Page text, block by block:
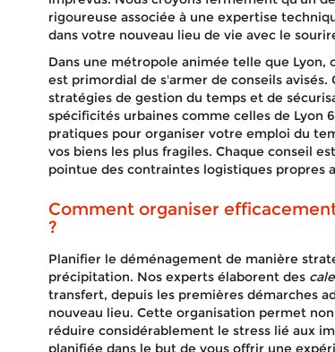
rigoureuse associée à une expertise
dans votre nouveau lieu de vie avec le
Dans une métropole animée telle que
est primordial de s'armer de conseils
stratégies de gestion du temps et de
spécificités urbaines comme celles de Lyon
pratiques pour organiser votre emploi du
vos biens les plus fragiles. Chaque conseil
pointue des contraintes logistiques propres
Comment organiser
?
Planifier le déménagement de manière
précipitation. Nos experts élaborent des
transfert, depuis les premières démarches
nouveau lieu. Cette organisation permet
réduire considérablement le stress lié aux
planifiée dans le but de vous offrir une